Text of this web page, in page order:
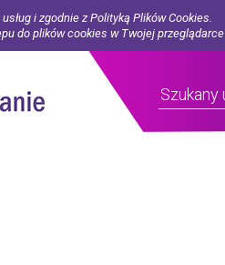
i zgodnie z Polityką Plików Cookies.
do plików cookies w Twojej przeglądarce